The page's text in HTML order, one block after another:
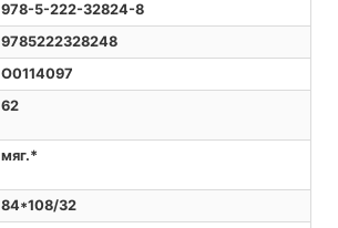
978-5-222-32824-8
9785222328248
O0114097
62
мяг.*
84*108/32